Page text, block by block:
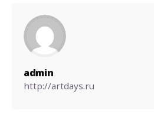
admin
http://artdays.ru